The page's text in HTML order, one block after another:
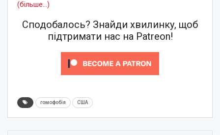
(більше…)
Сподобалось? Знайди хвилинку, щоб
підтримати нас на Patreon!
гомофобія США